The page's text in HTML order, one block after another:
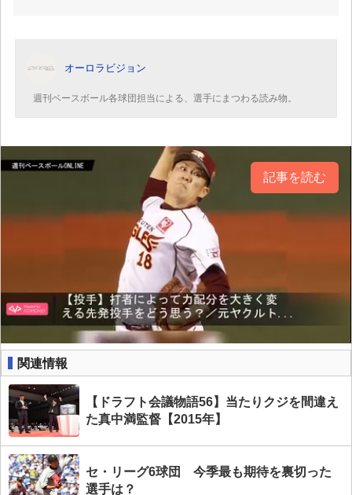
オーロラビジョン
週刊ベースボール各球団担当による、選手にまつわる読み物。
記事を読む
関連情報
【ドラフト会議物語56】当たりクジを間違え
た真中満監督【2015年】
セ・リーグ6球団 今季最も期待を裏切った
選手は？